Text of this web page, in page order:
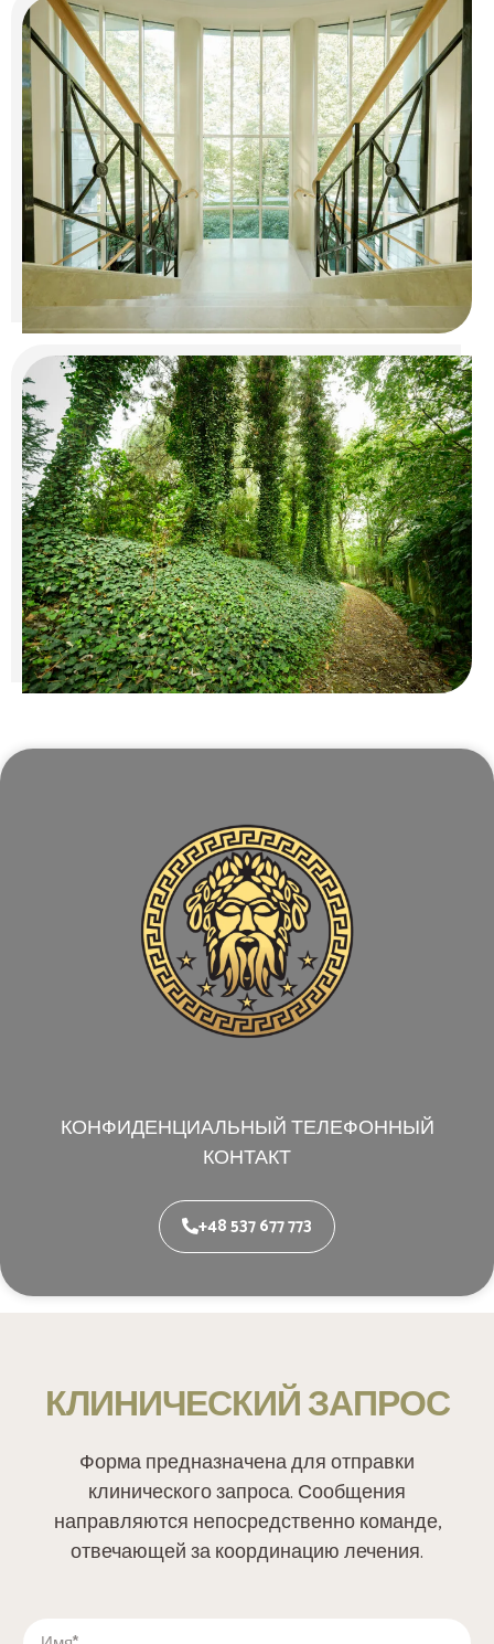
КОНФИДЕНЦИАЛЬНЫЙ ТЕЛЕФОННЫЙ
КОНТАКТ
+48 537 677 773
КЛИНИЧЕСКИЙ ЗАПРОС
Форма предназначена для отправки
клинического запроса. Сообщения
направляются непосредственно команде,
отвечающей за координацию лечения.